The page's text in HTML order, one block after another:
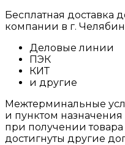
Бесплатная доставка
компании в г.
Деловые линии
ПЭК
КИТ
и другие
Межтерминальные
и пунктом
при получении
достигнуты другие